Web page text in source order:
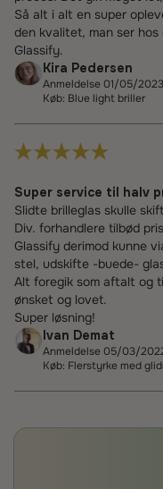
Så alt i alt en super
den kvalitet, man ser hos
Glassify.
Kira Pedersen
Anmeldelse 01/05/2023
Køb: Blue light briller
Super service til halv
Slidte brilleglas skulle
Div. forhandlere tilbød
Glassify derimod kunne
stel, udskifte -buede-
Alt foregik som aftalt og
ønsket og lovet.
Super løsning!
Ivan Demat
Anmeldelse 05/03/
Køb: Flerstyrke med